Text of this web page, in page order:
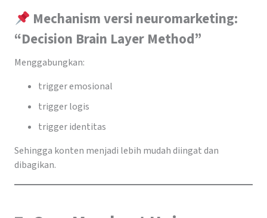
Mechanism versi neuromarketing:
“Decision Brain Layer Method”
Menggabungkan:
trigger emosional
trigger logis
trigger identitas
Sehingga konten menjadi lebih mudah diingat dan
dibagikan.